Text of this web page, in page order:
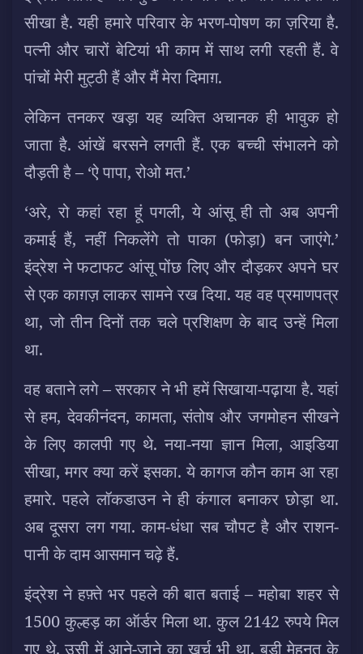
सीखा है. यही हमारे परिवार के भरण-पोषण का ज़रिया है.
पत्नी और चारों बेटियां भी काम में साथ लगी रहती हैं. वे
पांचों मेरी मुट्ठी हैं और मैं मेरा दिमाग़.
लेकिन तनकर खड़ा यह व्यक्ति अचानक ही भावुक हो
जाता है. आंखें बरसने लगती हैं. एक बच्ची संभालने को
दौड़ती है – ‘ऐ पापा, रोओ मत.’
‘अरे, रो कहां रहा हूं पगली, ये आंसू ही तो अब अपनी
कमाई हैं, नहीं निकलेंगे तो पाका (फोड़ा) बन जाएंगे.’
इंद्रेश ने फटाफट आंसू पोंछ लिए और दौड़कर अपने घर
से एक काग़ज़ लाकर सामने रख दिया. यह वह प्रमाणपत्र
था, जो तीन दिनों तक चले प्रशिक्षण के बाद उन्हें मिला
था.
वह बताने लगे – सरकार ने भी हमें सिखाया-पढ़ाया है. यहां
से हम, देवकीनंदन, कामता, संतोष और जगमोहन सीखने
के लिए कालपी गए थे. नया-नया ज्ञान मिला, आइडिया
सीखा, मगर क्या करें इसका. ये कागज कौन काम आ रहा
हमारे. पहले लॉकडाउन ने ही कंगाल बनाकर छोड़ा था.
अब दूसरा लग गया. काम-धंधा सब चौपट है और राशन-
पानी के दाम आसमान चढ़े हैं.
इंद्रेश ने हफ़्ते भर पहले की बात बताई – महोबा शहर से
1500 कुल्हड़ का ऑर्डर मिला था. कुल 2142 रुपये मिल
गए थे. उसी में आने-जाने का ख़र्च भी था. बड़ी मेहनत के